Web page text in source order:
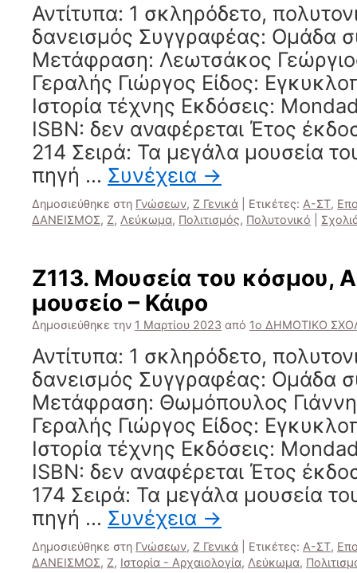
Αντίτυπα: 1 σκληρόδετο,
δανεισμός Συγγραφέας: Ομάδα
Μετάφραση: Λεωτσάκος
Γεραλής Γιώργος Είδος:
Ιστορία τέχνης Εκδόσεις:
ISBN: δεν αναφέρεται Έτος
214 Σειρά: Τα μεγάλα μουσεία
πηγή … Συνέχεια →
Δημοσιεύθηκε στη Γνώσεων, Ζ Γενικά Ετικέτες: Α-ΣΤ,
ΔΑΝΕΙΣΜΟΣ, Ζ, Λεύκωμα, Πολιτισμός, Πολυτονικό
Ζ113. Μουσεία του κόσμου,
μουσείο – Κάιρο
Δημοσιεύθηκε την 1 Μαρτίου 2023 από 1ο ΔΗΜΟΤΙΚΟ
Αντίτυπα: 1 σκληρόδετο,
δανεισμός Συγγραφέας: Ομάδα
Μετάφραση: Θωμόπουλος
Γεραλής Γιώργος Είδος:
Ιστορία τέχνης Εκδόσεις:
ISBN: δεν αναφέρεται Έτος
174 Σειρά: Τα μεγάλα μουσεία
πηγή … Συνέχεια →
Δημοσιεύθηκε στη Γνώσεων, Ζ Γενικά Ετικέτες: Α-ΣΤ,
ΔΑΝΕΙΣΜΟΣ, Ζ, Ιστορία - Αρχαιολογία, Λεύκωμα,